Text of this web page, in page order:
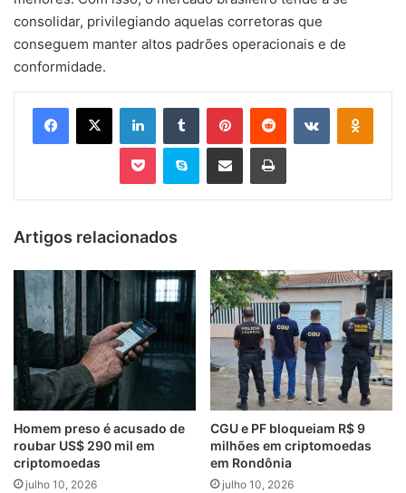
consolidar, privilegiando aquelas corretoras que
conseguem manter altos padrões operacionais e de
conformidade.
Facebook
X LinkedinTumblr PinterestReddit VK OK
Pocket Skype Compartilhar via e-mail Imprimir
Artigos relacionados
Homem preso é acusado de
roubar US$ 290 mil em
criptomoedas
julho 10, 2026
CGU e PF bloqueiam R$ 9
milhões em criptomoedas
em Rondônia
julho 10, 2026